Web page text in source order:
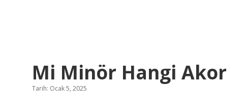
Mi Minör Hangi Akor
Tarih: Ocak 5, 2025